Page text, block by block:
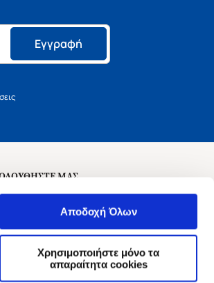
Αποδοχή Όλων
Χρησιμοποιήστε μόνο τα
απαραίτητα cookies
Εγγραφή
ΜΑΣ